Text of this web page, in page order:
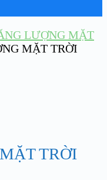
LƯỢNG MẶT
MẶT TRỜI
TRỜI